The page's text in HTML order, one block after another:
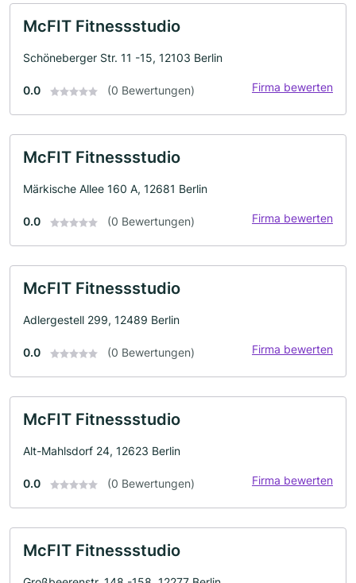
McFIT Fitnessstudio
Schöneberger Str. 11 -15, 12103 Berlin
0.0 (0 Bewertungen) Firma bewerten
McFIT Fitnessstudio
Märkische Allee 160 A, 12681 Berlin
0.0 (0 Bewertungen) Firma bewerten
McFIT Fitnessstudio
Adlergestell 299, 12489 Berlin
0.0 (0 Bewertungen) Firma bewerten
McFIT Fitnessstudio
Alt-Mahlsdorf 24, 12623 Berlin
0.0 (0 Bewertungen) Firma bewerten
McFIT Fitnessstudio